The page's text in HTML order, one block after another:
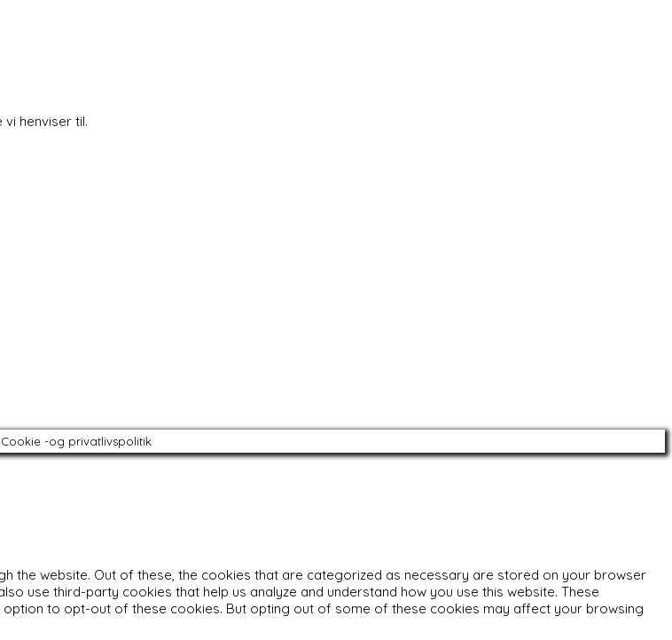
henviser til.
Cookie -og privatlivspolitik
the website. Out of these, the cookies that are categorized as necessary are stored on your browser
use third-party cookies that help us analyze and understand how you use this website. These
to opt-out of these cookies. But opting out of some of these cookies may affect your browsing